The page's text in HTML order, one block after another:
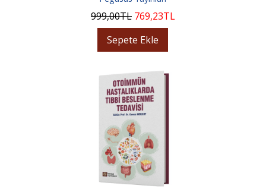
999,00TL 769,23TL
Sepete Ekle